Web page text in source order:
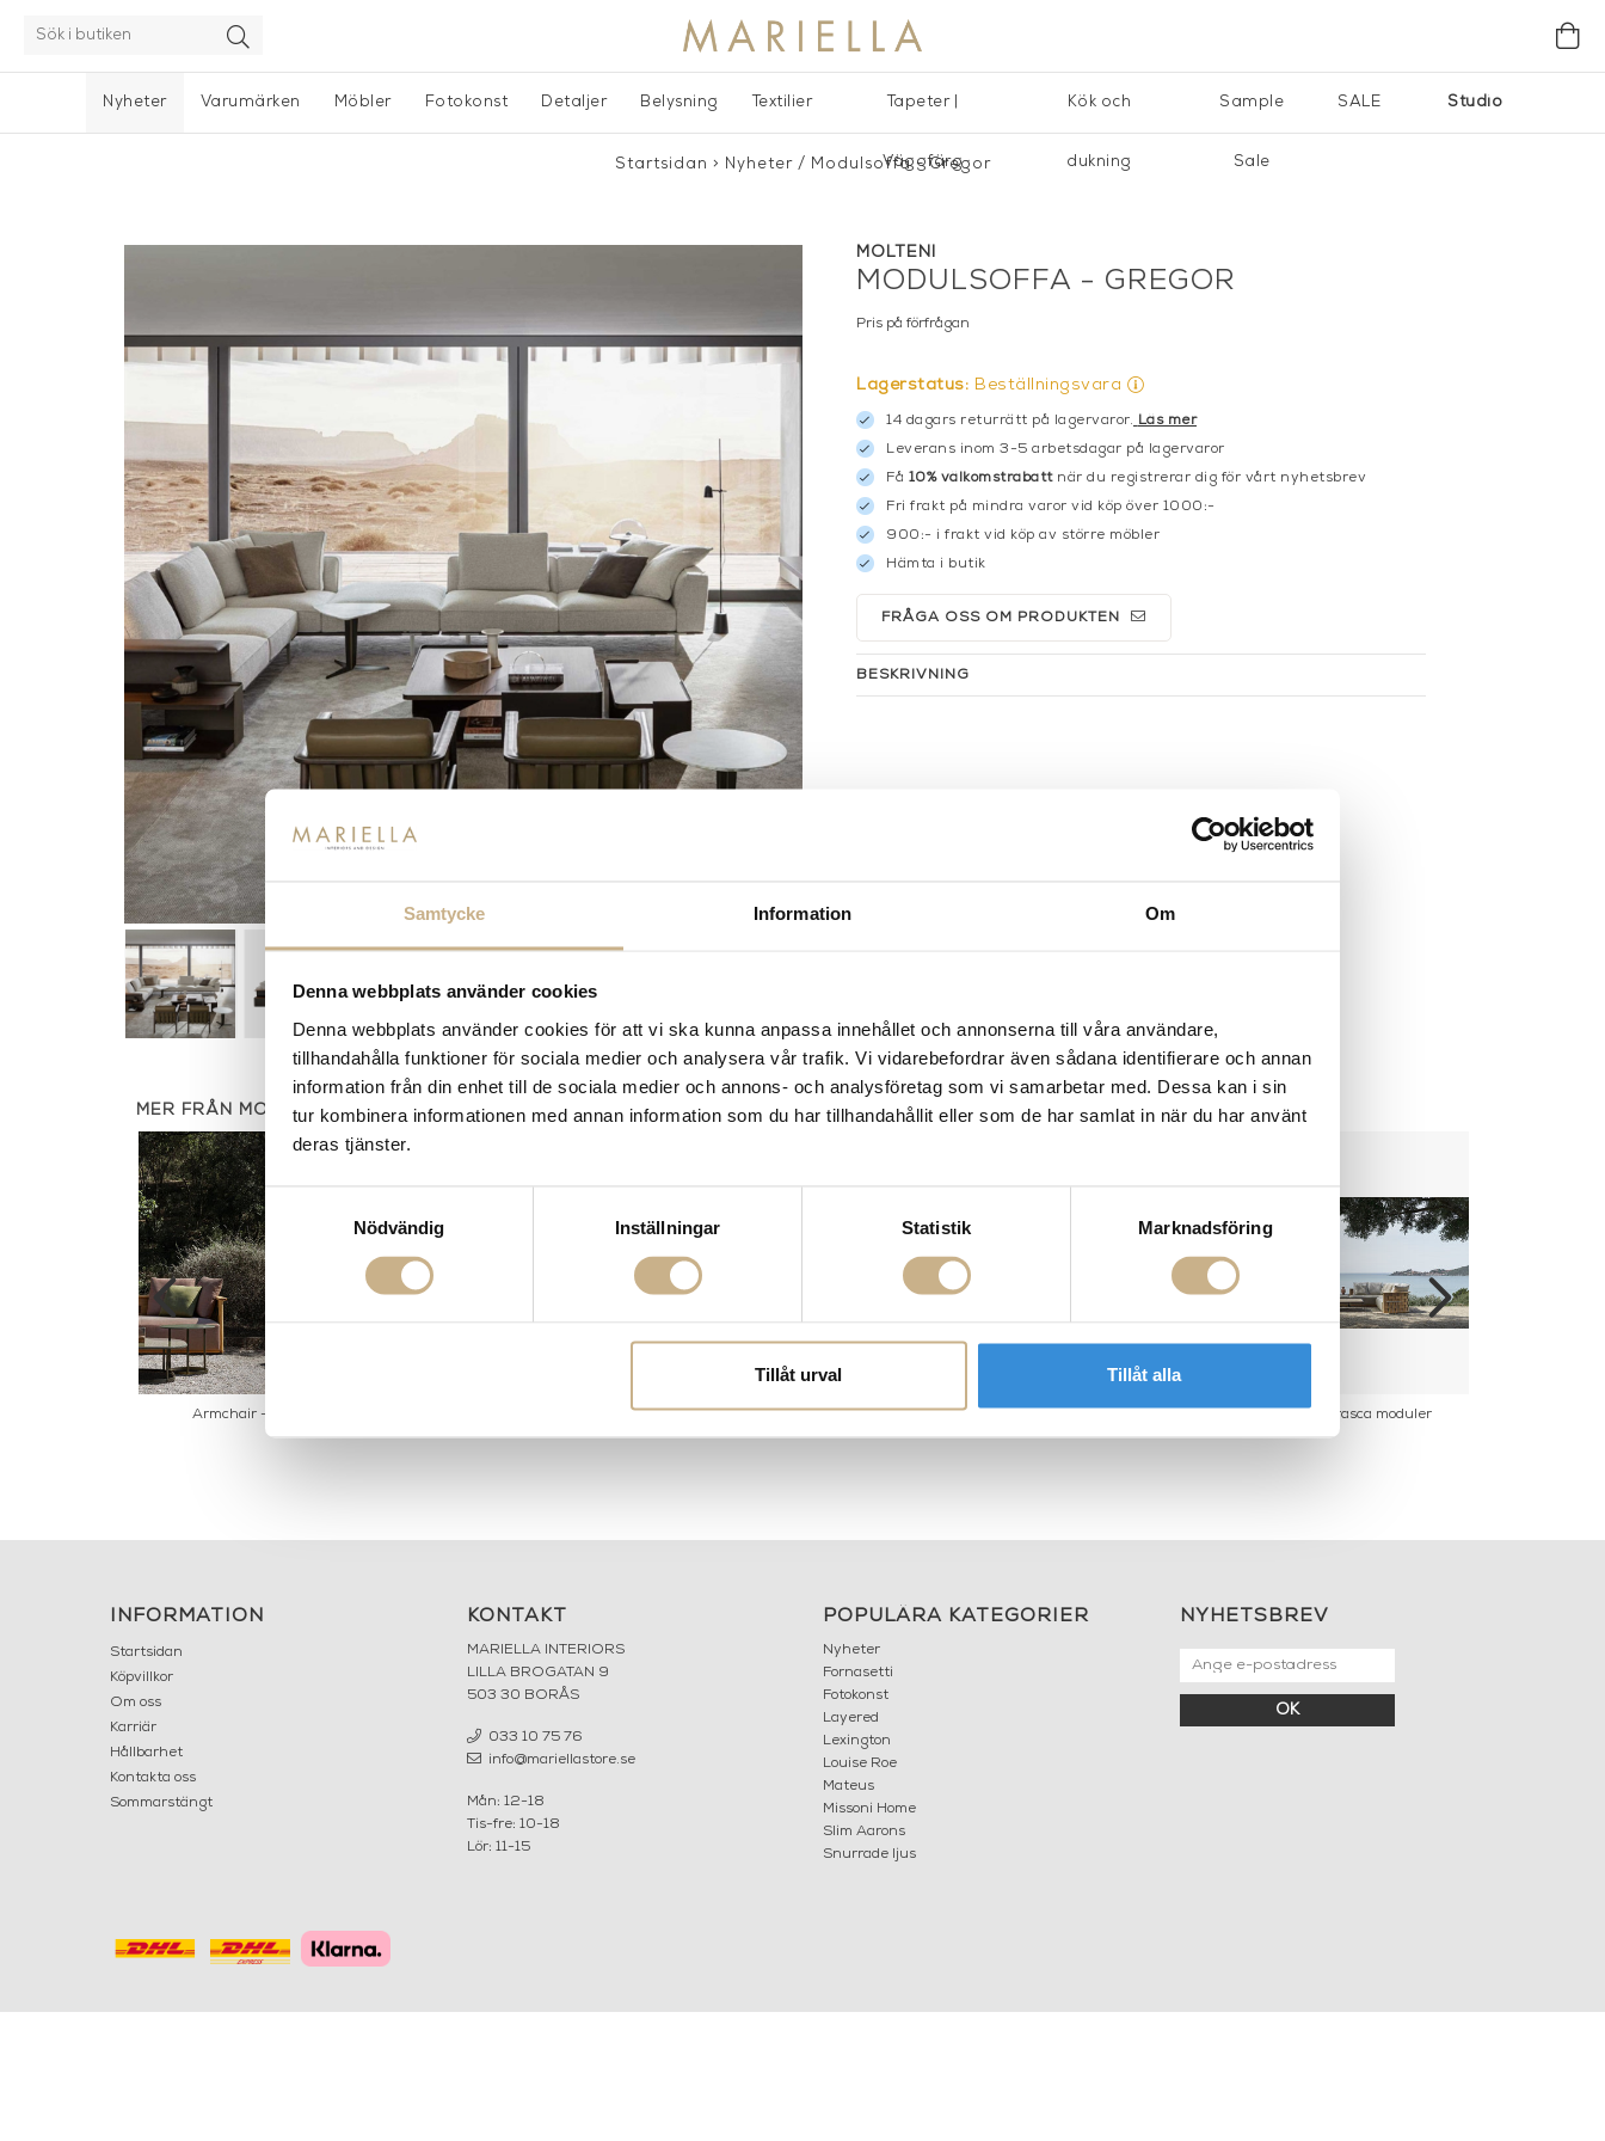
Samtycke Information Om
Denna webbplats använder cookies
Denna webbplats använder cookies för att vi ska kunna anpassa innehållet och annonserna till våra användare,
tillhandahålla funktioner för sociala medier och analysera vår trafik. Vi vidarebefordrar även sådana identifierare och annan
information från din enhet till de sociala medier och annons- och analysföretag som vi samarbetar med. Dessa kan i sin
tur kombinera informationen med annan information som du har tillhandahållit eller som de har samlat in när du har använt
deras tjänster.
Nödvändig
Inställningar Statistik Marknadsföring
Tillåt urval Tillåt alla
Nyheter Studio
Varumärken Möbler Fotokonst Detaljer Belysning Textilier Tapeter |
Väggfärg
Kök och
dukning
Sample
Sale
SALE
Startsidan > Nyheter/ Modulsoffa - Gregor
MOLTENI
MODULSOFFA - GREGOR
Pris på förfrågan
Lagerstatus: Beställningsvara
14 dagars returrätt på lagervaror. Läs mer
Leverans inom 3-5 arbetsdagar på lagervaror
Få 10% välkomstrabattnär du registrerar dig för vårt nyhetsbrev
Fri frakt på mindra varor vid köp över 1000:-
900:- i frakt vid köp av större möbler
Hämta i butik
FRÅGA OSS OM PRODUKTEN
BESKRIVNING
MER FRÅN MOLTENI
Armchair - Palinfrasca Soffa - Maarten soffa - Palinfrasca moduler
INFORMATION
Startsidan
Köpvillkor
Om oss
Karriär
Hållbarhet
Kontakta oss
Sommarstängt
KONTAKT
MARIELLA INTERIORS
LILLA BROGATAN 9
503 30 BORÅS
033 10 75 76
info@mariellastore.se
Mån: 12-18
Tis-fre: 10-18
Lör: 11-15
POPULÄRA KATEGORIER
Nyheter
Fornasetti
Fotokonst
Layered
Lexington
Louise Roe
Mateus
Missoni Home
Slim Aarons
Snurrade ljus
NYHETSBREV
OK